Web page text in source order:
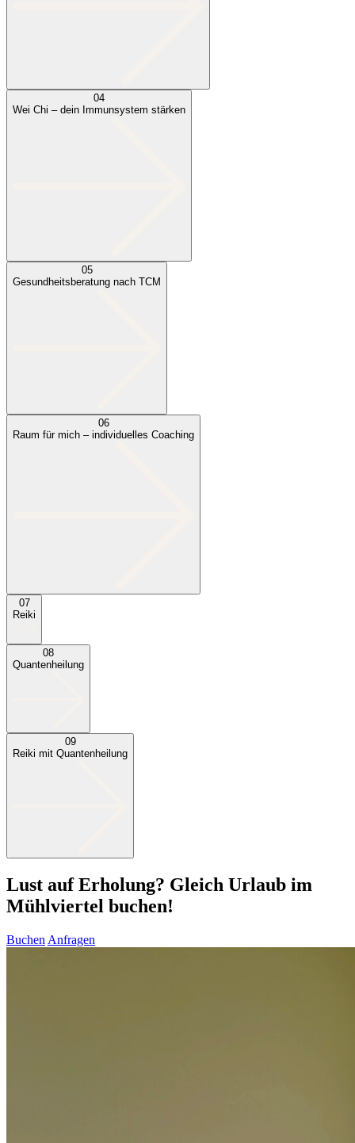
04
Wei Chi – dein Immunsystem stärken
05
Gesundheitsberatung nach TCM
06
Raum für mich – individuelles Coaching
07
Reiki
08
Quantenheilung
09
Reiki mit Quantenheilung
Lust auf Erholung? Gleich Urlaub im
Mühlviertel buchen!
Buchen Anfragen